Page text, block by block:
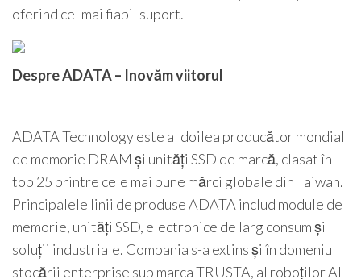
oferind cel mai fiabil suport.
Despre ADATA – Inovăm viitorul
ADATA Technology este al doilea producător mondial
de memorie DRAM și unități SSD de marcă, clasat în
top 25 printre cele mai bune mărci globale din Taiwan.
Principalele linii de produse ADATA includ module de
memorie, unități SSD, electronice de larg consum și
soluții industriale. Compania s-a extins și în domeniul
stocării enterprise sub marca TRUSTA, al roboților AI